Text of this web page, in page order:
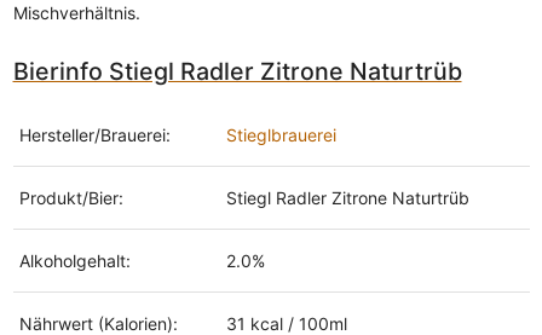
Mischverhältnis.
Bierinfo Stiegl Radler Zitrone Naturtrüb
Hersteller/Brauerei: Stieglbrauerei
Produkt/Bier: Stiegl Radler Zitrone Naturtrüb
Alkoholgehalt: 2.0%
Nährwert (Kalorien): 31 kcal / 100ml